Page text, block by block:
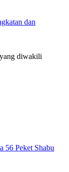
dan
diwakili
56 Peket Shabu